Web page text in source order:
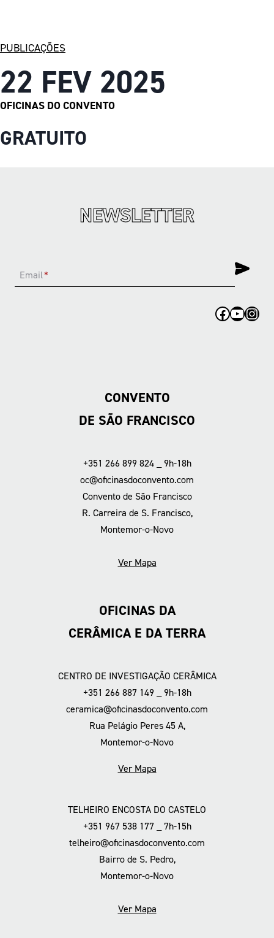
PUBLICAÇÕES
22 FEV 2025
OFICINAS DO CONVENTO
GRATUITO
NEWSLETTER
Email*
Facebook
CONVENTO
DE SÃO FRANCISCO
+351 266 899 824 _ 9h-18h
oc@oficinasdoconvento.com
Convento de São Francisco
R. Carreira de S. Francisco,
Montemor-o-Novo
Ver Mapa
OFICINAS DA
CERÂMICA E DA TERRA
CENTRO DE INVESTIGAÇÃO CERÂMICA
+351 266 887 149 _ 9h-18h
ceramica@oficinasdoconvento.com
Rua Pelágio Peres 45 A,
Montemor-o-Novo
Ver Mapa
TELHEIRO ENCOSTA DO CASTELO
+351 967 538 177 _ 7h-15h
telheiro@oficinasdoconvento.com
Bairro de S. Pedro,
Montemor-o-Novo
Ver Mapa